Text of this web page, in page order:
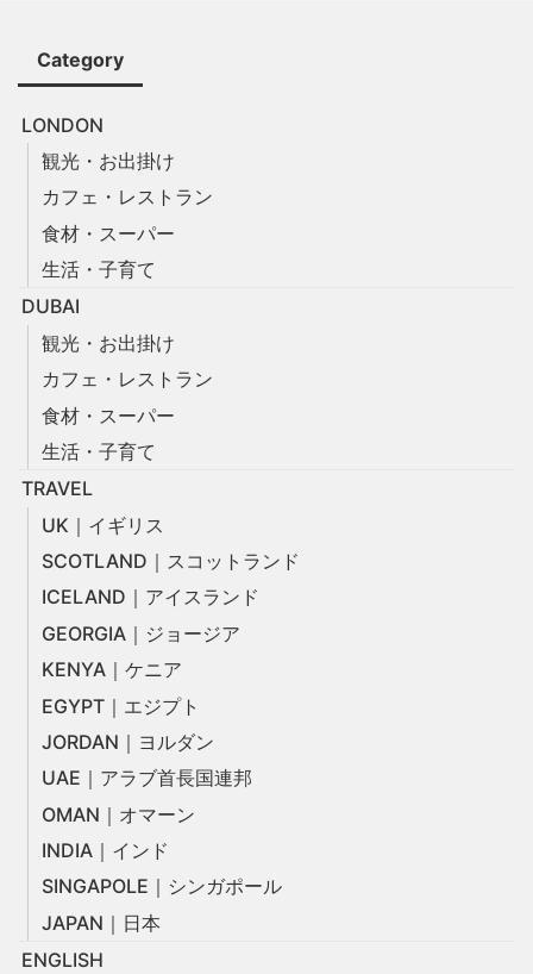
Category
LONDON
観光・お出掛け
カフェ・レストラン
食材・スーパー
生活・子育て
DUBAI
観光・お出掛け
カフェ・レストラン
食材・スーパー
生活・子育て
TRAVEL
UK｜イギリス
SCOTLAND｜スコットランド
ICELAND｜アイスランド
GEORGIA｜ジョージア
KENYA｜ケニア
EGYPT｜エジプト
JORDAN｜ヨルダン
UAE｜アラブ首長国連邦
OMAN｜オマーン
INDIA｜インド
SINGAPOLE｜シンガポール
JAPAN｜日本
ENGLISH